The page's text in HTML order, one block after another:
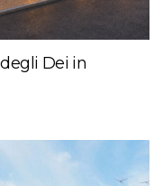
Dei in